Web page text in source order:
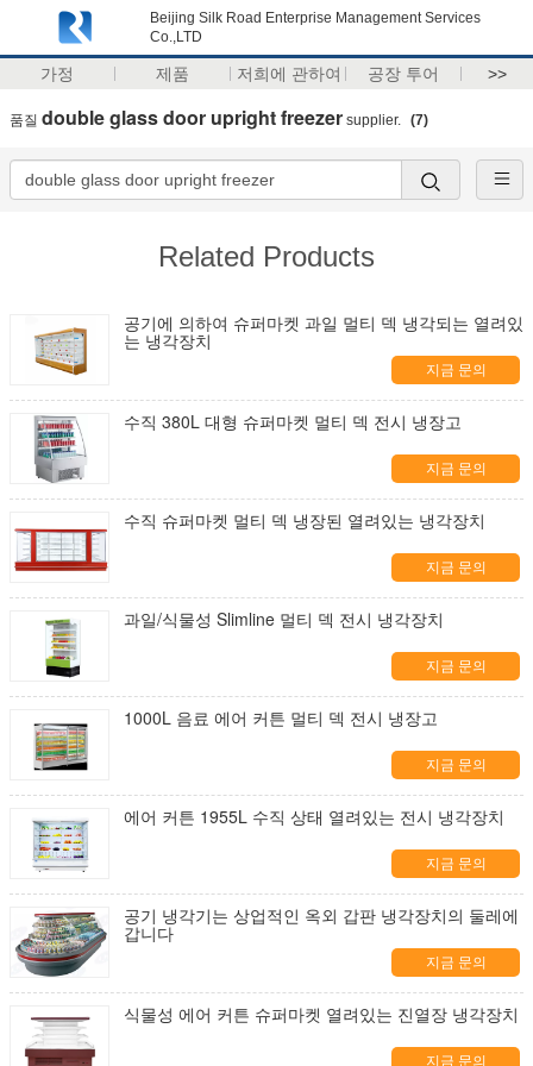
Beijing Silk Road Enterprise Management Services
Co.,LTD
가정 제품 저희에 관하여 공장 투어 >>
품질 double glass door upright freezer supplier. (7)
Related Products
공기에 의하여 슈퍼마켓 과일 멀티 덱 냉각되는 열려있
는 냉각장치
지금 문의
수직 380L 대형 슈퍼마켓 멀티 덱 전시 냉장고
지금 문의
수직 슈퍼마켓 멀티 덱 냉장된 열려있는 냉각장치
지금 문의
과일/식물성 Slimline 멀티 덱 전시 냉각장치
지금 문의
1000L 음료 에어 커튼 멀티 덱 전시 냉장고
지금 문의
에어 커튼 1955L 수직 상태 열려있는 전시 냉각장치
지금 문의
공기 냉각기는 상업적인 옥외 갑판 냉각장치의 둘레에
갑니다
지금 문의
식물성 에어 커튼 슈퍼마켓 열려있는 진열장 냉각장치
지금 문의